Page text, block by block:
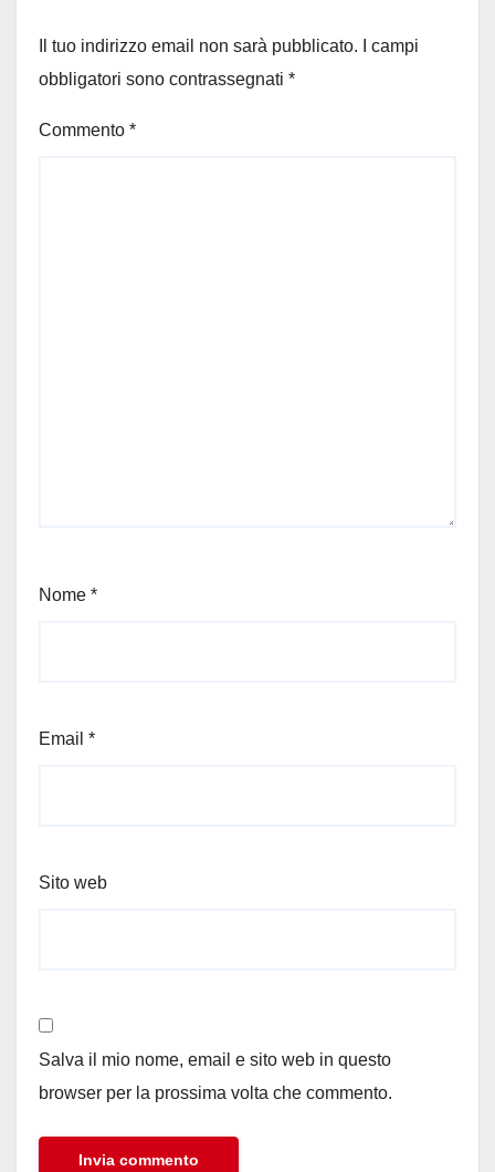
Il tuo indirizzo email non sarà pubblicato.
I campi
obbligatori sono contrassegnati *
Commento *
Nome *
Email *
Sito web
Salva il mio nome, email e sito web in questo
browser per la prossima volta che commento.